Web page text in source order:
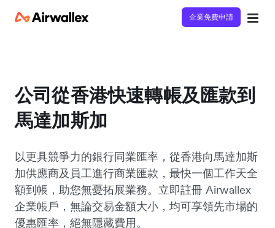
企業免費申請
公司從香港快速轉帳及匯款到
馬達加斯加
以更具競爭力的銀行同業匯率，從香港向馬達加斯
加供應商及員工進行商業匯款，最快一個工作天全
額到帳，助您無憂拓展業務。立即註冊 Airwallex
企業帳戶，無論交易金額大小，均可享領先市場的
優惠匯率，絕無隱藏費用。